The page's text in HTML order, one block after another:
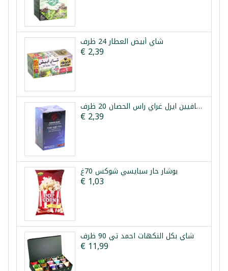
شاي أبيض العطار 24 ظرف
€ 2,39
شاي بدون كافيين ايرل غراي راس الحصان 20 ظرف
€ 2,39
بوشار حار سبايسي شوكس 70غ
€ 1,03
شاي بكل النكهات احمد تي 90 ظرف
€ 11,99